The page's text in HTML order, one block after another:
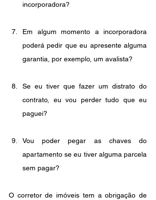
incorporadora?
Em algum momento a incorporadora
poderá pedir que eu apresente alguma
garantia, por exemplo, um avalista?
Se eu tiver que fazer um distrato do
contrato, eu vou perder tudo que eu
paguei?
Vou poder pegar as chaves do
apartamento se eu tiver alguma parcela
sem pagar?
O corretor de imóveis tem a obrigação de